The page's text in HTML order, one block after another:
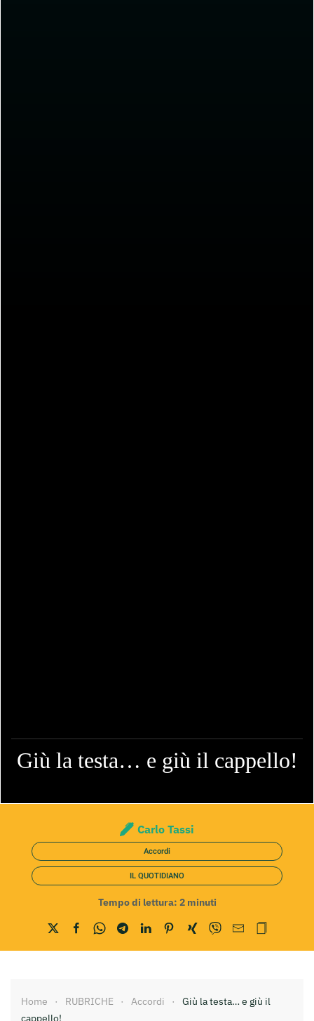
Giù la testa… e giù il cappello!
Carlo Tassi
Accordi
IL QUOTIDIANO
Tempo di lettura: 2 minuti
Home RUBRICHE Accordi
Giù la testa… e giù il
cappello!